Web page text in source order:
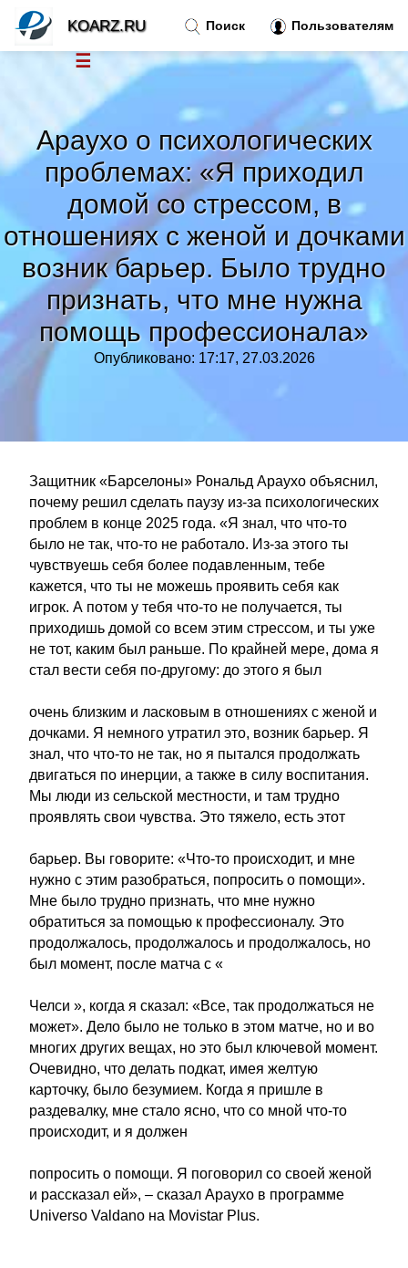
Араухо о психологических
проблемах: «Я приходил
домой со стрессом, в
отношениях с женой и дочками
возник барьер. Было трудно
признать, что мне нужна
помощь профессионала»
Опубликовано: 17:17, 27.03.2026
Защитник «Барселоны» Рональд Араухо объяснил,
почему решил сделать паузу из-за психологических
проблем в конце 2025 года. «Я знал, что что-то
было не так, что-то не работало. Из-за этого ты
чувствуешь себя более подавленным, тебе
кажется, что ты не можешь проявить себя как
игрок. А потом у тебя что-то не получается, ты
приходишь домой со всем этим стрессом, и ты уже
не тот, каким был раньше. По крайней мере, дома я
стал вести себя по-другому: до этого я был
очень близким и ласковым в отношениях с женой и
дочками. Я немного утратил это, возник барьер. Я
знал, что что-то не так, но я пытался продолжать
двигаться по инерции, а также в силу воспитания.
Мы люди из сельской местности, и там трудно
проявлять свои чувства. Это тяжело, есть этот
барьер. Вы говорите: «Что-то происходит, и мне
нужно с этим разобраться, попросить о помощи».
Мне было трудно признать, что мне нужно
обратиться за помощью к профессионалу. Это
продолжалось, продолжалось и продолжалось, но
был момент, после матча с «
Челси », когда я сказал: «Все, так продолжаться не
может». Дело было не только в этом матче, но и во
многих других вещах, но это был ключевой момент.
Очевидно, что делать подкат, имея желтую
карточку, было безумием. Когда я пришле в
раздевалку, мне стало ясно, что со мной что-то
происходит, и я должен
попросить о помощи. Я поговорил со своей женой
и рассказал ей», – сказал Араухо в программе
Universo Valdano на Movistar Plus.
Поиск Пользователям
KOARZ.RU
☰
Тренды новостей»
Рубрики»
Контакт